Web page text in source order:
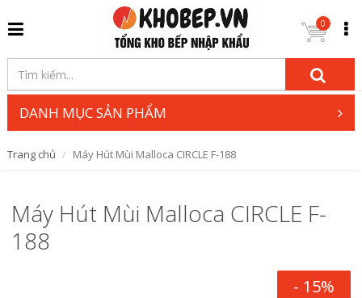
0
DANH MỤC SẢN PHẨM
Trang chủ Máy Hút Mùi Malloca CIRCLE F-188
Máy Hút Mùi Malloca CIRCLE F-
188
- 15%